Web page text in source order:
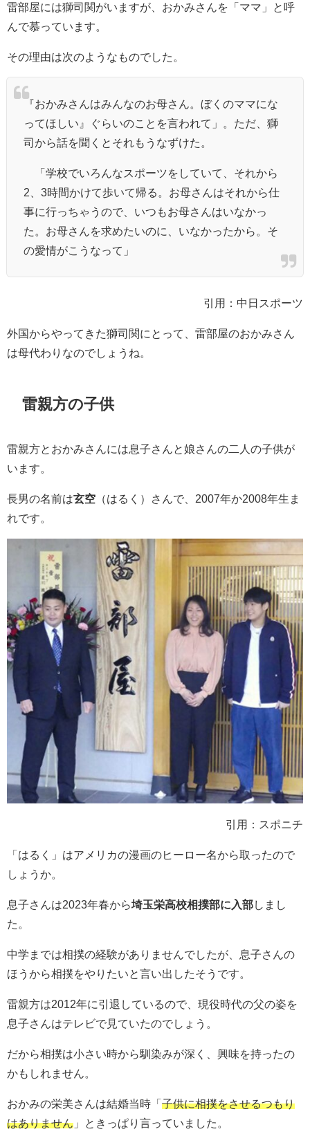
雷部屋には獅司関がいますが、おかみさんを「ママ」と呼
んで慕っています。
その理由は次のようなものでした。
『おかみさんはみんなのお母さん。ぼくのママにな
ってほしい』ぐらいのことを言われて」。ただ、獅
司から話を聞くとそれもうなずけた。
「学校でいろんなスポーツをしていて、それから
2、3時間かけて歩いて帰る。お母さんはそれから仕
事に行っちゃうので、いつもお母さんはいなかっ
た。お母さんを求めたいのに、いなかったから。そ
の愛情がこうなって」
引用：中日スポーツ
外国からやってきた獅司関にとって、雷部屋のおかみさん
は母代わりなのでしょうね。
雷親方の子供
雷親方とおかみさんには息子さんと娘さんの二人の子供が
います。
長男の名前は玄空 （はるく）さんで、2007年か2008年生ま
れです。
引用：スポニチ
「はるく」はアメリカの漫画のヒーロー名から取ったので
しょうか。
息子さんは2023年春から埼玉栄高校相撲部に入部しまし
た。
中学までは相撲の経験がありませんでしたが、息子さんの
ほうから相撲をやりたいと言い出したそうです。
雷親方は2012年に引退しているので、現役時代の父の姿を
息子さんはテレビで見ていたのでしょう。
だから相撲は小さい時から馴染みが深く、興味を持ったの
かもしれません。
おかみの栄美さんは結婚当時「 子供に相撲をさせるつもり
はありません 」ときっぱり言っていました。